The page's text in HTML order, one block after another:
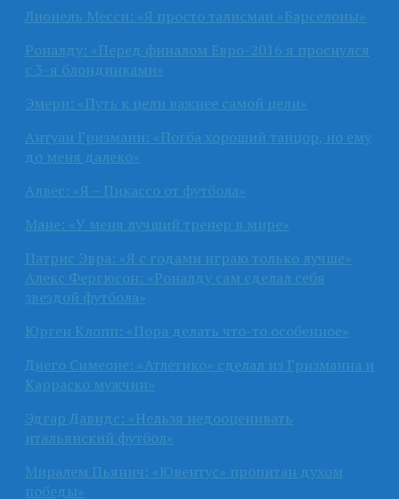
Лионель Месси: «Я просто талисман «Барселоны»
Роналду: «Перед финалом Евро-2016 я проснулся
с 3-я блондинками»
Эмери: «Путь к цели важнее самой цели»
Антуан Гризманн: «Погба хороший танцор, но ему
до меня далеко»
Алвес: «Я – Пикассо от футбола»
Мане: «У меня лучший тренер в мире»
Патрис Эвра: «Я с годами играю только лучше»
Алекс Фергюсон: «Роналду сам сделал себя
звездой футбола»
Юрген Клопп: «Пора делать что-то особенное»
Диего Симеоне: «Атлетико» сделал из Гризманна и
Карраско мужчин»
Эдгар Давидс: «Нельзя недооценивать
итальянский футбол»
Миралем Пьянич: «Ювентус» пропитан духом
победы»